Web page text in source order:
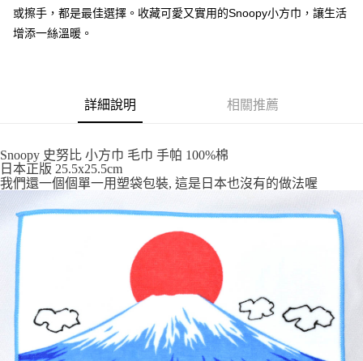
台新國際商業銀行
中國信託商業銀行
台灣樂天信用卡公司
Google Pay
付款後全家取貨
每筆NT$65，滿NT$999(含以上)免運費
7-11取貨付款
每筆NT$65，滿NT$999(含以上)免運費
付款後7-11取貨
每筆NT$65，滿NT$999(含以上)免運費
宅配
每筆NT$100，滿NT$999(含以上)免運費
或擦手，都是最佳選擇。收藏可愛又實用的Snoopy小方巾，讓生活
增添一絲溫暖。
詳細說明 相關推薦
Snoopy 史努比 小方巾 毛巾 手帕 100%棉
日本正版 25.5x25.5cm
我們還一個個單一用塑袋包裝, 這是日本也沒有的做法喔